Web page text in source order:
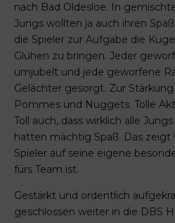
nach Bad Oldesloe. In
Jungs wollten ja auch ihren
die Spieler zur Aufgabe die
Glühen zu bringen. Jeder
umjubelt und jede geworfene
Gelächter gesorgt. Zur
Pommes und Nuggets. Tolle
Toll auch, dass wirklich alle
hatten mächtig Spaß. Das zeigt
Spieler auf seine eigene
fürs Team ist.
Gestärkt und ordentlich
geschlossen weiter in die DBS